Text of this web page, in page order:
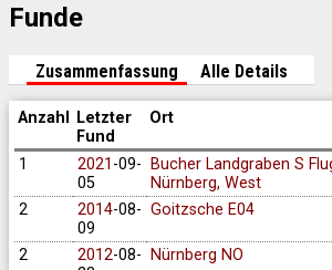
Funde
Zusammenfassung Alle Details
Anzahl
Letzter
Fund
Ort
1 2021 -09-
05
Bucher Landgraben S
Nürnberg, West
2
2014-08-
09
Goitzsche E04
2
2012-08-
Nürnberg NO